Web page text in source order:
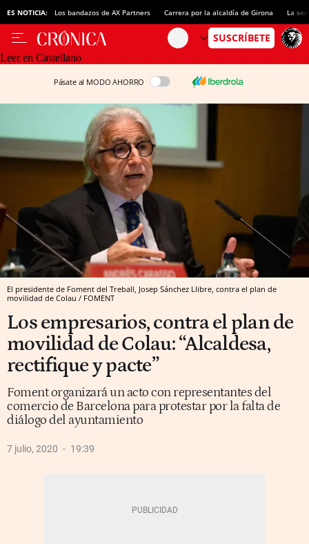
ES NOTICIA: Los bandazos de AX Partners Carrera por la alcaldía de Girona La
Leer en Castellano
Pásate al MODO AHORRO
El presidente de Foment del Treball, Josep Sánchez Llibre, contra el plan de
movilidad de Colau / FOMENT
Los empresarios, contra el plan de
movilidad de Colau: “Alcaldesa,
rectifique y pacte”
Foment organizará un acto con representantes del
comercio de Barcelona para protestar por la falta de
diálogo del ayuntamiento
7 julio, 2020 19:39